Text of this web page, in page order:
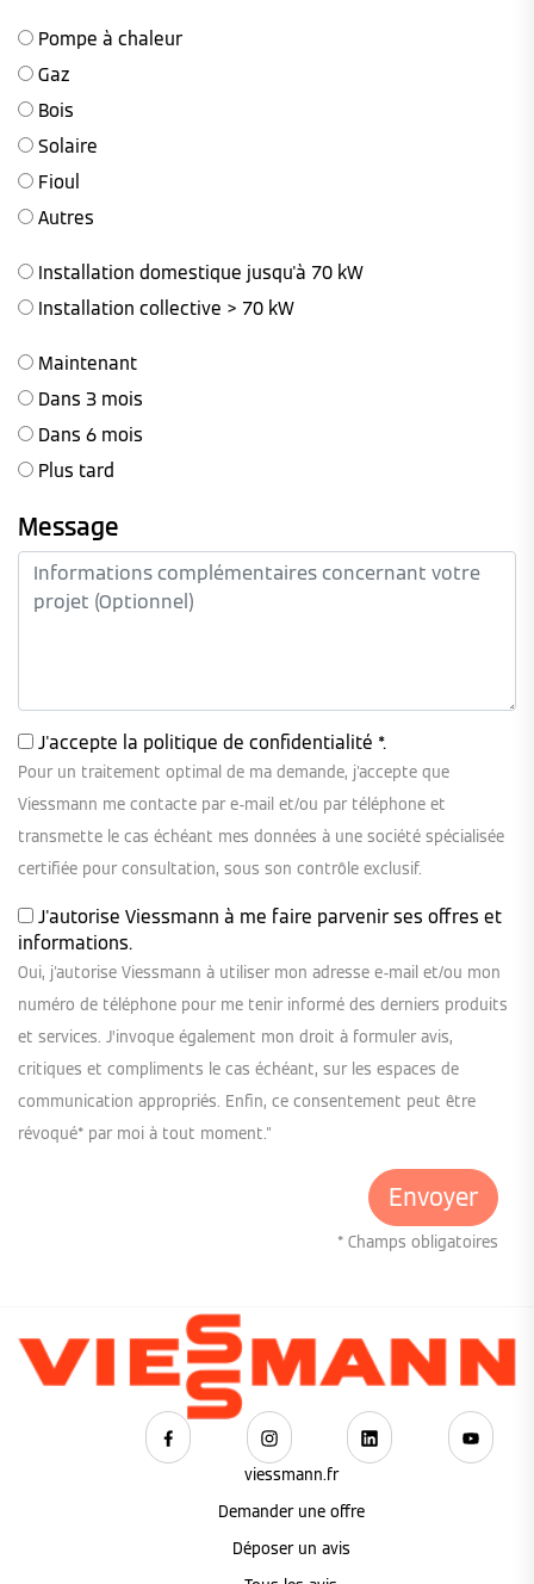
Pompe à chaleur
Gaz
Bois
Solaire
Fioul
Autres
Installation domestique jusqu'à 70 kW
Installation collective > 70 kW
Maintenant
Dans 3 mois
Dans 6 mois
Plus tard
Message
J'accepte la politique de confidentialité *.
Pour un traitement optimal de ma demande, j'accepte que
Viessmann me contacte par e-mail et/ou par téléphone et
transmette le cas échéant mes données à une société spécialisée
certifiée pour consultation, sous son contrôle exclusif.
J'autorise Viessmann à me faire parvenir ses offres et
informations.
Oui, j'autorise Viessmann à utiliser mon adresse e-mail et/ou mon
numéro de téléphone pour me tenir informé des derniers produits
et services. J’invoque également mon droit à formuler avis,
critiques et compliments le cas échéant, sur les espaces de
communication appropriés. Enfin, ce consentement peut être
révoqué* par moi à tout moment."
* Champs obligatoires
viessmann.fr
Demander une offre
Déposer un avis